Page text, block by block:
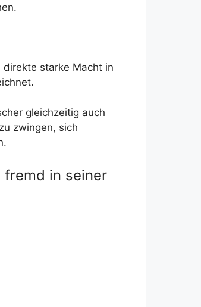
starke Macht in
gleichzeitig auch
zwingen, sich
fremd in seiner